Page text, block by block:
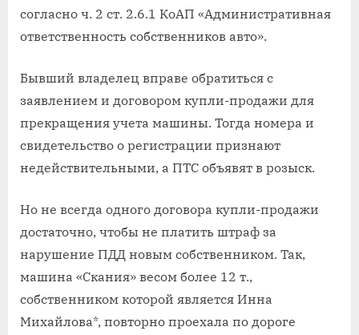
согласно ч. 2 ст. 2.6.1 КоАП «Административная
ответственность собственников авто».
Бывший владелец вправе обратиться с
заявлением и договором купли-продажи для
прекращения учета машины. Тогда номера и
свидетельство о регистрации признают
недействительными, а ПТС объявят в розыск.
Но не всегда одного договора купли-продажи
достаточно, чтобы не платить штраф за
нарушение ПДД новым собственником. Так,
машина «Скания» весом более 12 т.,
собственником которой является Инна
Михайлова*, повторно проехала по дороге